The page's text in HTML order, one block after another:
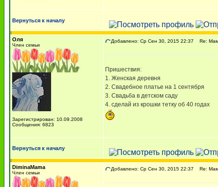
Вернуться к началу
Оля
Член семьи
Зарегистрирован: 10.09.2008
Сообщения: 6823
Добавлено: Ср Сен 30, 2015 22:37 Re:
Пришествия:
1. Женская деревня
2. Свадебное платье на 1 сентября
3. Свадьба в детском саду
4. сделай из крошки тетку об 40 годах
Вернуться к началу
DiminaMama
Член семьи
Добавлено: Ср Сен 30, 2015 22:37 Re: